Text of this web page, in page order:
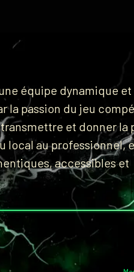
équipe dynamique et
la passion du jeu
et donner la
local au professionnel,
accessibles et